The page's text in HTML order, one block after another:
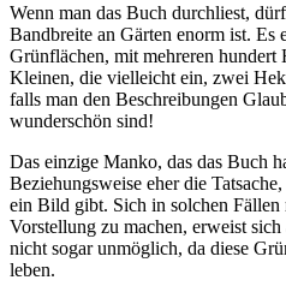
Wenn man das Buch durchliest,
Bandbreite an Gärten enorm ist. Es
Grünflächen, mit mehreren
Kleinen, die vielleicht ein, zwei
falls man den Beschreibungen
wunderschön sind!
Das einzige Manko, das das Buch
Beziehungsweise eher die
ein Bild gibt. Sich in solchen Fällen
Vorstellung zu machen, erweist
nicht sogar unmöglich, da diese
leben.